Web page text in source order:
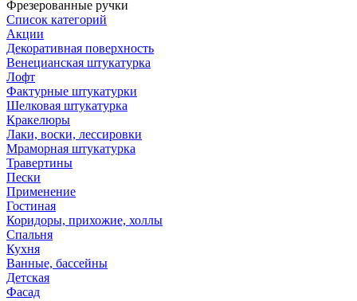
Фрезерованные ручки
Список категорий
Акции
Декоративная поверхность
Венецианская штукатурка
Лофт
Фактурные штукатурки
Шелковая штукатурка
Кракелюры
Лаки, воски, лессировки
Мраморная штукатурка
Травертины
Пески
Применение
Гостиная
Коридоры, прихожие, холлы
Спальня
Кухня
Ванные, бассейны
Детская
Фасад